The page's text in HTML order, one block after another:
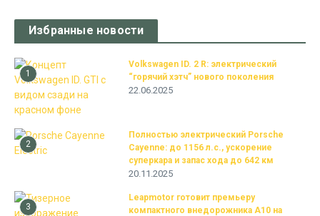
Избранные новости
1
Volkswagen ID. 2 R: электрический
“горячий хэтч” нового поколения
22.06.2025
2
Полностью электрический Porsche
Cayenne: до 1156 л.с., ускорение
суперкара и запас хода до 642 км
20.11.2025
3
Leapmotor готовит премьеру
компактного внедорожника A10 на